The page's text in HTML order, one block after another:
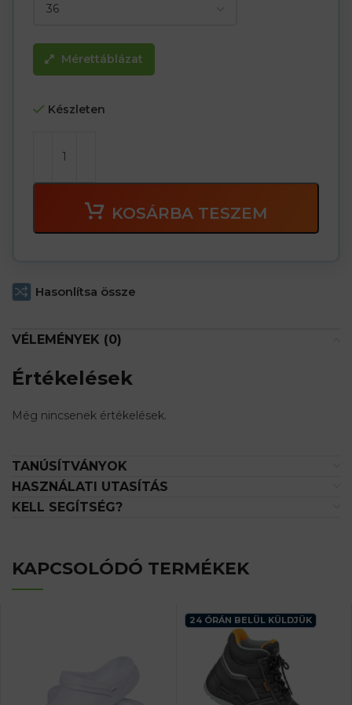
Mérettáblázat
Készleten
KOSÁRBA TESZEM
Hasonlítsa össze
VÉLEMÉNYEK (0)
Értékelések
Még nincsenek értékelések.
TANÚSÍTVÁNYOK
HASZNÁLATI UTASÍTÁS
KELL SEGÍTSÉG?
KAPCSOLÓDÓ TERMÉKEK
24 ÓRÁN BELÜL KÜLDJÜK